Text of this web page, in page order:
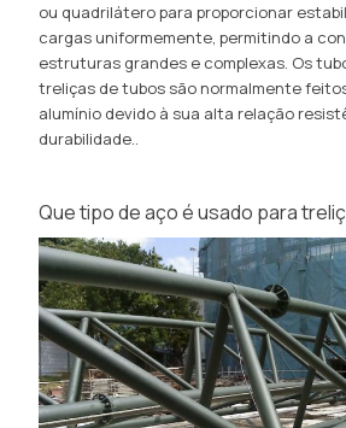
ou quadrilátero para proporcionar
cargas uniformemente, permitindo a
estruturas grandes e complexas. Os
treliças de tubos são normalmente
alumínio devido à sua alta relação
durabilidade..
Que tipo de aço é usado para